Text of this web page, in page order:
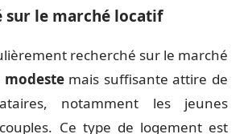
le marché locatif
recherché sur le marché
mais suffisante attire de
notamment les jeunes
Ce type de logement est